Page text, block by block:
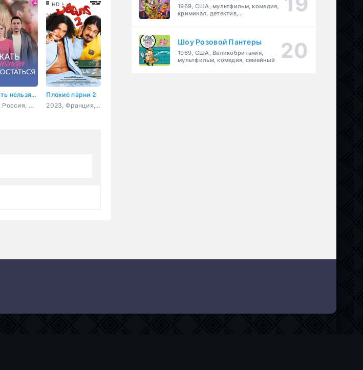
Бежать нельзя остаться
2026, Россия, мелодрама
Плохие парни 2
2023, Франция, комедия
HD
1969, США, мультфильм, комедия,
криминал, детектив,
Шоу Розовой Пантеры
1969, США, Великобритания,
мультфильм, комедия, семейный